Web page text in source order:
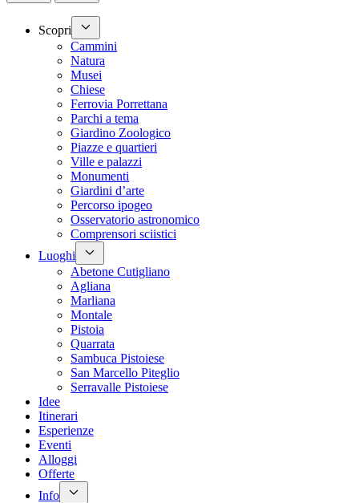
Scopri
Cammini
Natura
Musei
Chiese
Ferrovia Porrettana
Parchi a tema
Giardino Zoologico
Piazze e quartieri
Ville e palazzi
Monumenti
Giardini d’arte
Percorso ipogeo
Osservatorio astronomico
Comprensori sciistici
Luoghi
Abetone Cutigliano
Agliana
Marliana
Montale
Pistoia
Quarrata
Sambuca Pistoiese
San Marcello Piteglio
Serravalle Pistoiese
Idee
Itinerari
Esperienze
Eventi
Alloggi
Offerte
Info